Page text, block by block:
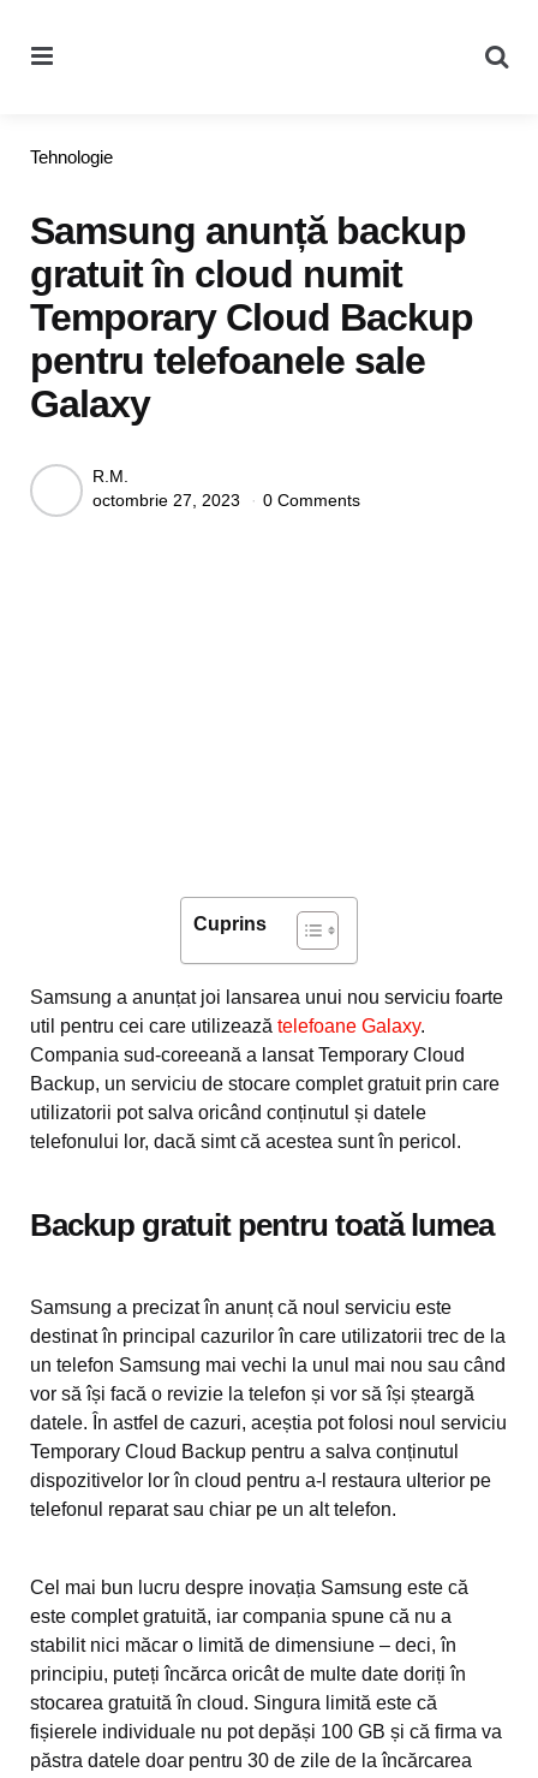
Categories
Tehnologie
Samsung anunță backup
gratuit în cloud numit
Temporary Cloud Backup
pentru telefoanele sale
Galaxy
Posted
by
R.M.
octombrie 27, 2023
0 Comments
Cuprins
Samsung a anunțat joi lansarea unui nou serviciu foarte
util pentru cei care utilizează telefoane Galaxy.
Compania sud-coreeană a lansat Temporary Cloud
Backup, un serviciu de stocare complet gratuit prin care
utilizatorii pot salva oricând conținutul și datele
telefonului lor, dacă simt că acestea sunt în pericol.
Backup gratuit pentru toată lumea
Samsung a precizat în anunț că noul serviciu este
destinat în principal cazurilor în care utilizatorii trec de la
un telefon Samsung mai vechi la unul mai nou sau când
vor să își facă o revizie la telefon și vor să își șteargă
datele. În astfel de cazuri, aceștia pot folosi noul serviciu
Temporary Cloud Backup pentru a salva conținutul
dispozitivelor lor în cloud pentru a-l restaura ulterior pe
telefonul reparat sau chiar pe un alt telefon.
Cel mai bun lucru despre inovația Samsung este că
este complet gratuită, iar compania spune că nu a
stabilit nici măcar o limită de dimensiune – deci, în
principiu, puteți încărca oricât de multe date doriți în
stocarea gratuită în cloud. Singura limită este că
fișierele individuale nu pot depăși 100 GB și că firma va
păstra datele doar pentru 30 de zile de la încărcarea